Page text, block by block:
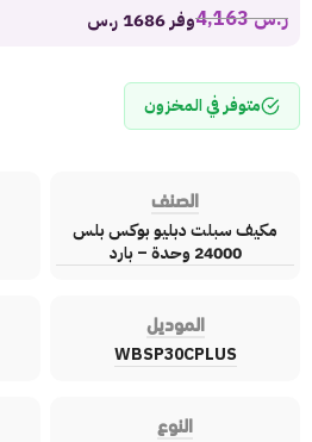
ر.س4,163 وفر 1686 ر.س
متوفر في المخزون
الصنف
مكيف سبلت دبليو بوكس بلس
24000 وحدة – بارد
الموديل
WBSP30CPLUS
النوع